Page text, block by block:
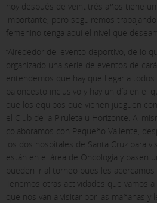
hoy después de veintitrés años tiene
importante, pero seguiremos
femenino tenga aquí el nivel que
“Alrededor del evento deportivo, de lo
organizado una serie de eventos de
entendemos que hay que llegar a
baloncesto inclusivo y hay un día en el
que los equipos que vienen jueguen
el Club de la Piruleta u Horizonte. Al
colaboramos con Pequeño Valiente,
los dos hospitales de Santa Cruz para
están en el área de Oncología y pasen
pueden ir al torneo pues les
Tenemos otras actividades que vamos
que nos van a visitar por las mañanas y
identification of your browser
[See cookies details]
SAVE SETTINGS
Click here to disable optional cookies
You can reconfigure your cookies from